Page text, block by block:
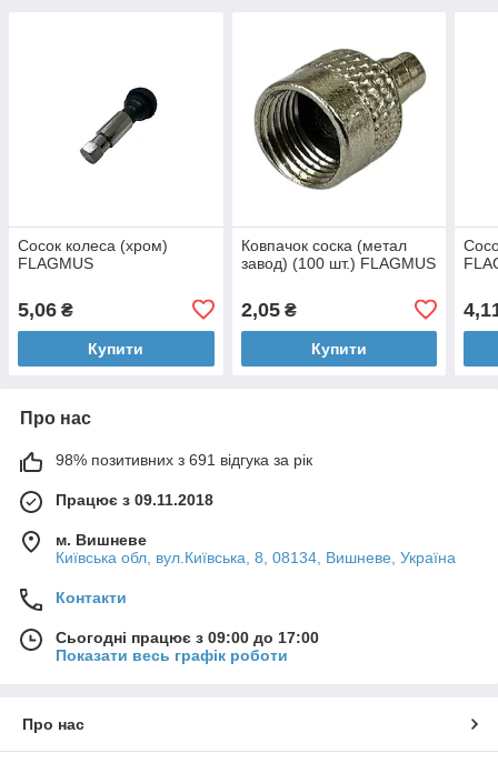
Сосок колеса (хром)
FLAGMUS
5,06 ₴
Купити
Ковпачок соска (метал
завод) (100 шт.) FLAGMUS
2,05₴
Купити
Про нас
98% позитивних з 691 відгука за рік
Працює з 09.11.2018
м. Вишневе
Київська обл, вул.Київська, 8, 08134, Вишневе, Україна
Контакти
Сьогодні працює з 09:00 до 17:00
Показати весь графік роботи
Про нас